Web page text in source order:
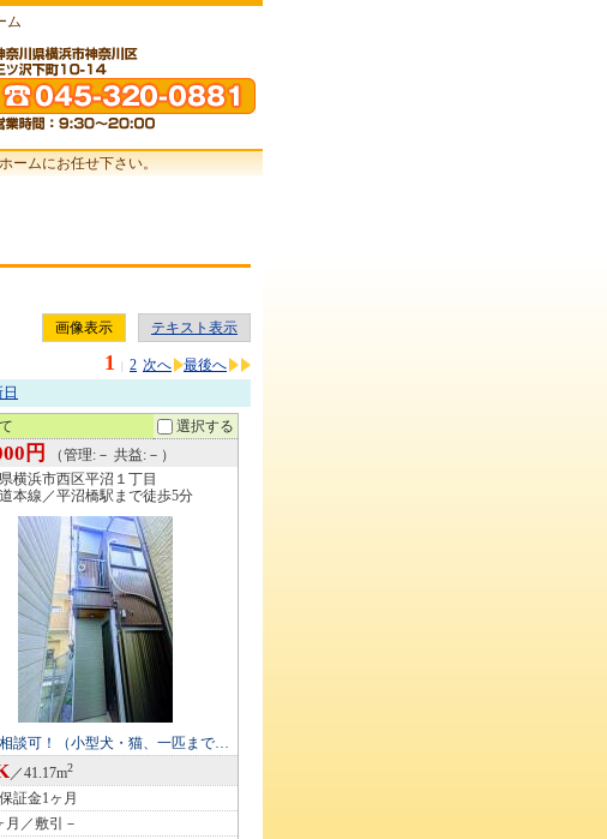
ム
ームにお任せ下さい。
画像表示 テキスト表示
1 2 次へ
最後へ
選択する
円
（管理:－ 共益:－）
横浜市西区平沼１丁目
本線／平沼橋駅まで徒歩5分
談可！（小型犬・猫、一匹まで…
／41.17m2
証金1ヶ月
月／敷引－